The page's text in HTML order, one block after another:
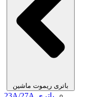
باتری ریموت ماشین